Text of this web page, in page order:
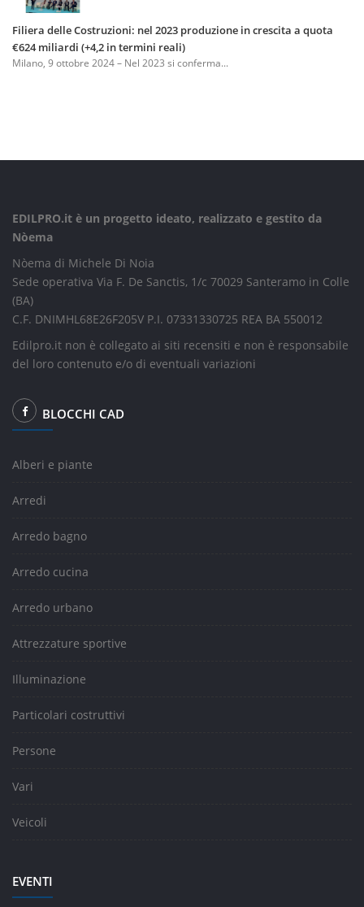
Filiera delle Costruzioni: nel 2023 produzione in crescita a quota
€624 miliardi (+4,2 in termini reali)
Milano, 9 ottobre 2024 – Nel 2023 si conferma...
EDILPRO.it è un progetto ideato, realizzato e gestito da
Nòema
Nòema di Michele Di Noia
Sede operativa Via F. De Sanctis, 1/c 70029 Santeramo in Colle
(BA)
C.F. DNIMHL68E26F205V P.I. 07331330725 REA BA 550012
Edilpro.it non è collegato ai siti recensiti e non è responsabile
del loro contenuto e/o di eventuali variazioni
BLOCCHI CAD
Alberi e piante
Arredi
Arredo bagno
Arredo cucina
Arredo urbano
Attrezzature sportive
Illuminazione
Particolari costruttivi
Persone
Vari
Veicoli
EVENTI